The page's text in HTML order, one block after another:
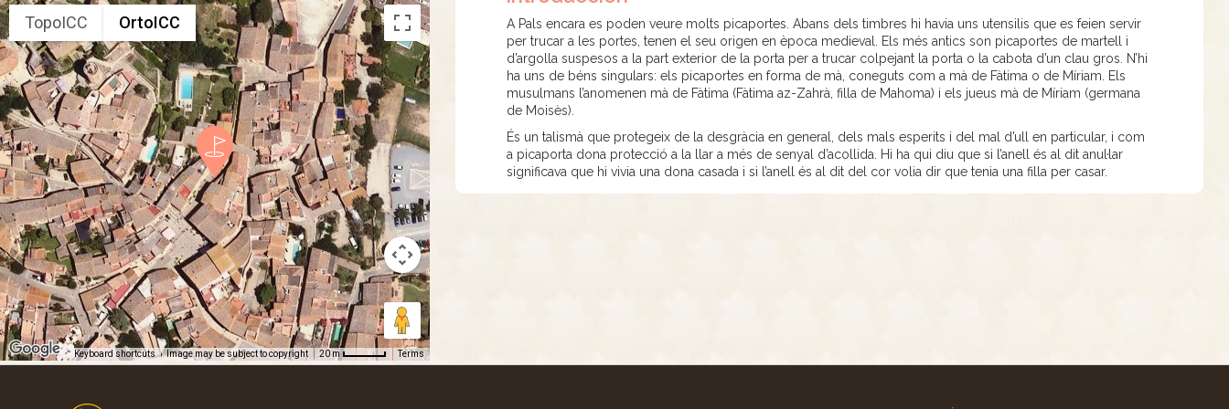
TopoICC OrtoICC
Keyboard shortcuts Image may be subject to copyright 20 m Terms
A Pals encara es poden veure molts picaportes. Abans dels timbres hi havia uns utensilis que es feien servir
per trucar a les portes, tenen el seu origen en època medieval. Els més antics son picaportes de martell i
d’argolla suspesos a la part exterior de la porta per a trucar colpejant la porta o la cabota d’un clau gros. N’hi
ha uns de béns singulars: els picaportes en forma de mà, coneguts com a mà de Fàtima o de Míriam. Els
musulmans l’anomenen mà de Fàtima (Fàtima az-Zahrà, filla de Mahoma) i els jueus mà de Míriam (germana
de Moisès).
És un talismà que protegeix de la desgràcia en general, dels mals esperits i del mal d’ull en particular, i com
a picaporta dona protecció a la llar a més de senyal d’acollida. Hi ha qui diu que si l’anell és al dit anul·lar
significava que hi vivia una dona casada i si l’anell és al dit del cor volia dir que tenia una filla per casar.